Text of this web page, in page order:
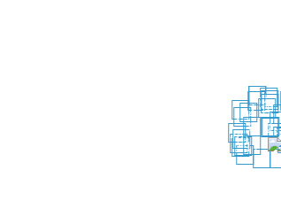
1
23
4
9
10
11
12
14
15
16
1718
19
20
22
24
25
26
27
28
29
30